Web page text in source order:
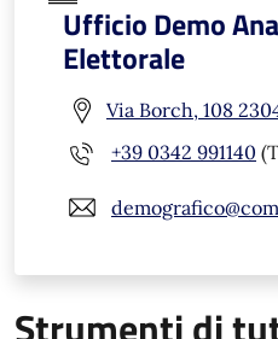
Ufficio Demo
Elettorale
Via Borch, 108
+39 0342 991140